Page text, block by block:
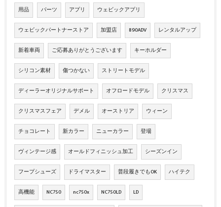
用品 パーツ アプリ ウェビックアプリ
ウェビックパートナーストア 加盟店 890ADV レンタルアップ
新着車両 ご応募ありがとうございます キーホルダー
シリコン素材 傷つかない ストリートモデル
ディーラーオリジナルサポート オフロードモデル クリスマス
クリスマスフェア デメル オーストリア ウィーン
チョコレート 新カラー ニューカラー 登場
ヴィンテージ感 オールドフィニッシュ加工 シーズンイン
フープシューズ ドライマスター 普段履きでもOK ハイテク
高機能 NC750 nc750x NC750LD LD